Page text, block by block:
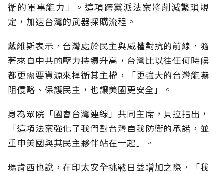
衛的軍事能力」。這項跨黨派法案將削減繁瑣規
定，加速台灣的武器採購流程。
戴維斯表示，台灣處於民主與威權對抗的前線，隨
著來自中共的壓力持續升高，台灣比以往任何時候
都更需要資源來捍衛其主權，「更強大的台灣能嚇
阻侵略、保護民主，也讓美國更安全」。
身為眾院「國會台灣連線」共同主席，貝拉指出，
「這項法案強化了我們對台灣自我防衛的承諾，並
重申美國與其民主夥伴站在一起」。
瑪肯西也說，在印太安全挑戰日益增加之際，「我